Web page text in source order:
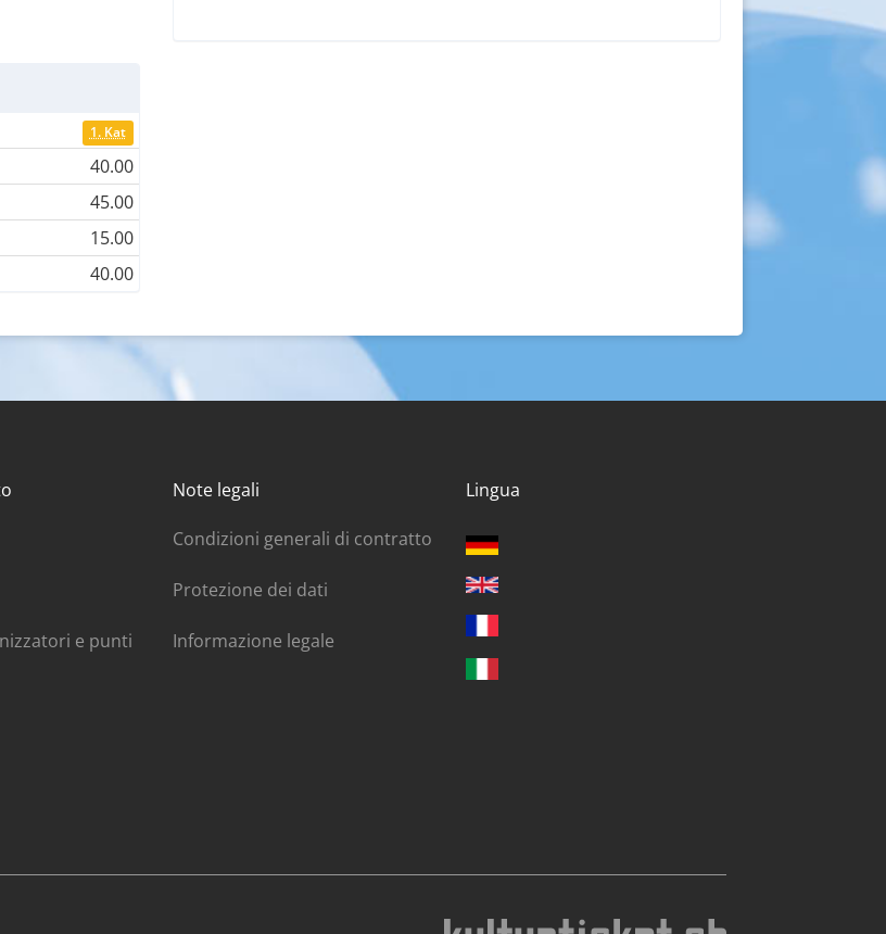
1. Kat
40.00
45.00
15.00
40.00
e punti
Note legali
Condizioni generali di contratto
Protezione dei dati
Informazione legale
Lingua